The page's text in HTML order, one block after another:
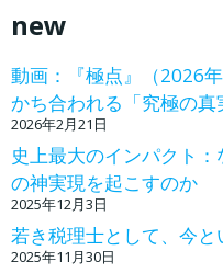
new
動画：『極点』（2026
かち合われる「究極の真
2026年2月21日
史上最大のインパクト
の神実現を起こすのか
2025年12月3日
若き税理士として、今
2025年11月30日